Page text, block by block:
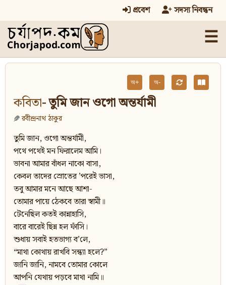
প্রবেশ সদস্য নিবন্ধন
☰
অ+ অ-
কবিতা- তুমি জান ওগাে অন্তর্যামী
রবীন্দ্রনাথ ঠাকুর
তুমি জান, ওগাে অন্তর্যামী,
পথে পথেই মন ফিরালেম আমি।
ভাবনা আমার বাঁধল নাকো বাসা,
কেবল তাদের স্রোতের ’পরেই ভাসা,
তবু আমার মনে আছে আশা-
তােমার পায়ে ঠেকবে তারা স্বামী॥
টেনেছিল কতই কান্নাহাসি,
বারে বারেই ছিন্ন হল ফাঁসি।
শুধায় সবাই হতভাগ্য ব’লে,
“মাথা কোথায় রাখবি সন্ধ্যা হলে?”
জানি জানি, নামবে তােমার কোলে
আপনি যেথায় পড়বে মাথা নামি॥